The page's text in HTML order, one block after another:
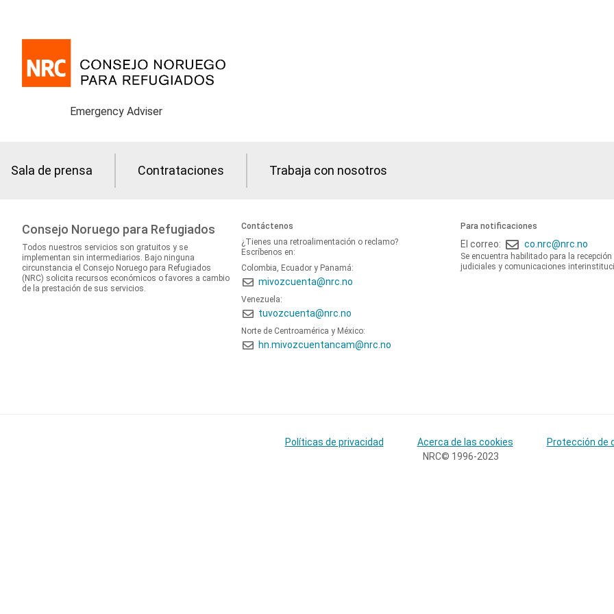
Emergency Adviser
Sala de prensa Contrataciones Trabaja con nosotros
Consejo Noruego para Refugiados
Todos nuestros servicios son gratuitos y se
implementan sin intermediarios. Bajo ninguna
circunstancia el Consejo Noruego para Refugiados
(NRC) solicita recursos económicos o favores a cambio
de la prestación de sus servicios.
Contáctenos
¿Tienes una retroalimentación o reclamo?
Escríbenos en:
Colombia, Ecuador y Panamá:
mivozcuenta@nrc.no
Venezuela:
tuvozcuenta@nrc.no
Norte de Centroamérica y México:
hn.mivozcuentancam@nrc.no
Para notificaciones
El correo: co.nrc@nrc.no
Se encuentra habilitado para la
judiciales y comunicaciones
Políticas de privacidad Acerca de las cookies
Protección de
NRC© 1996-2023